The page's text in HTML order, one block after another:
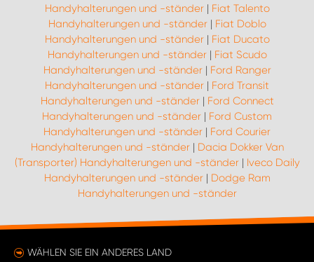
Handyhalterungen und -ständer| Fiat Talento
Handyhalterungen und -ständer| Fiat Doblo
Handyhalterungen und -ständer| Fiat Ducato
Handyhalterungen und -ständer| Fiat Scudo
Handyhalterungen und -ständer| Ford Ranger
Handyhalterungen und -ständer | Ford Transit
Handyhalterungen und -ständer| Ford Connect
Handyhalterungen und -ständer | Ford Custom
Handyhalterungen und -ständer | Ford Courier
Handyhalterungen und -ständer| Dacia Dokker Van
(Transporter) Handyhalterungen und -ständer| Iveco Daily
Handyhalterungen und -ständer| Dodge Ram
Handyhalterungen und -ständer
WÄHLEN SIE EIN ANDERES LAND